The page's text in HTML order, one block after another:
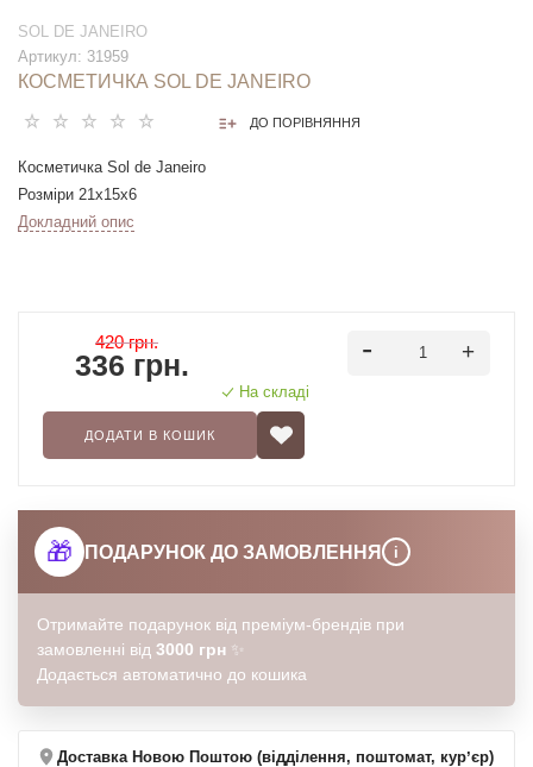
SOL DE JANEIRO
Артикул: 31959
КОСМЕТИЧКА SOL DE JANEIRO
ДО ПОРІВНЯННЯ
Косметичка Sol de Janeiro
Розміри 21х15х6
Докладний опис
420 грн.
336 грн.
На складі
ДОДАТИ В КОШИК
🎁 ПОДАРУНОК ДО ЗАМОВЛЕННЯ i
Отримайте подарунок від преміум-брендів при
замовленні від 3000 грн ✨
Додається автоматично до кошика
Доставка Новою Поштою (відділення, поштомат, курʼєр)